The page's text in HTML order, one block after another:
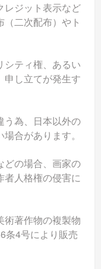
レジット表示など
二次配布）やト
シティ権、あるい
申し立てが発生す
う為、日本以外の
合があります。
どの場合、画家の
者人格権の侵害に
術著作物の複製物
条4号により販売